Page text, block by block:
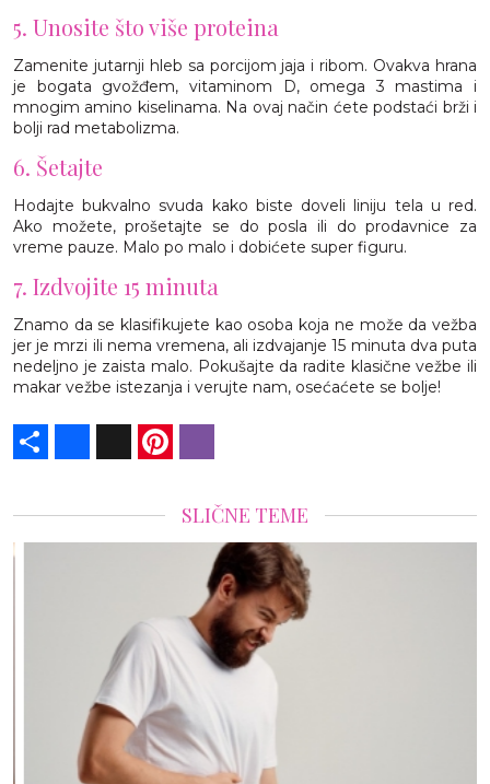
5. Unosite što više proteina
Zamenite jutarnji hleb sa porcijom jaja i ribom. Ovakva hrana
je bogata gvožđem, vitaminom D, omega 3 mastima i
mnogim amino kiselinama. Na ovaj način ćete podstaći brži i
bolji rad metabolizma.
6. Šetajte
Hodajte bukvalno svuda kako biste doveli liniju tela u red.
Ako možete, prošetajte se do posla ili do prodavnice za
vreme pauze. Malo po malo i dobićete super figuru.
7. Izdvojite 15 minuta
Znamo da se klasifikujete kao osoba koja ne može da vežba
jer je mrzi ili nema vremena, ali izdvajanje 15 minuta dva puta
nedeljno je zaista malo. Pokušajte da radite klasične vežbe ili
makar vežbe istezanja i verujte nam, osećaćete se bolje!
Facebook
SLIČNE TEME